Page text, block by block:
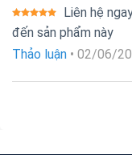
Được xếp
hạng
55
Liên hệ
đến sản phẩm này
Thảo luận • 02/06/